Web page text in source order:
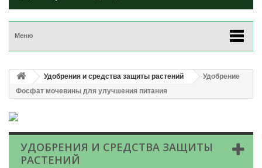
Меню
Удобрения и средства защиты растений
Удобрение
Фосфат мочевины для улучшения питания
УДОБРЕНИЯ И СРЕДСТВА ЗАЩИТЫ
РАСТЕНИЙ